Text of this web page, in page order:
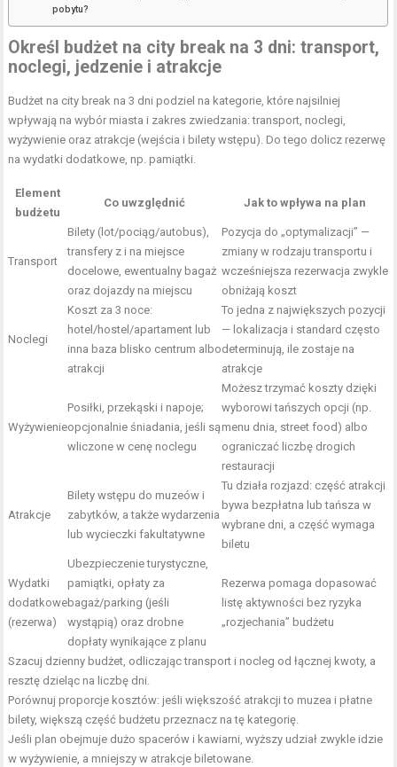
pobytu?
Określ budżet na city break na 3 dni: transport,
noclegi, jedzenie i atrakcje
Budżet na city break na 3 dni podziel na kategorie, które najsilniej
wpływają na wybór miasta i zakres zwiedzania: transport, noclegi,
wyżywienie oraz atrakcje (wejścia i bilety wstępu). Do tego dolicz rezerwę
na wydatki dodatkowe, np. pamiątki.
Element
budżetu
Co uwzględnić Jak to wpływa na plan
Transport
Bilety (lot/pociąg/autobus),
transfery z i na miejsce
docelowe, ewentualny bagaż
oraz dojazdy na miejscu
Pozycja do „optymalizacji” —
zmiany w rodzaju transportu i
wcześniejsza rezerwacja zwykle
obniżają koszt
Noclegi
Koszt za 3 noce:
hotel/hostel/apartament lub
inna baza blisko centrum albo
atrakcji
To jedna z największych pozycji
— lokalizacja i standard często
determinują, ile zostaje na
atrakcje
Wyżywienie
Posiłki, przekąski i napoje;
opcjonalnie śniadania, jeśli są
wliczone w cenę noclegu
Możesz trzymać koszty dzięki
wyborowi tańszych opcji (np.
menu dnia, street food) albo
ograniczać liczbę drogich
restauracji
Atrakcje
Bilety wstępu do muzeów i
zabytków, a także wydarzenia
lub wycieczki fakultatywne
Tu działa rozjazd: część atrakcji
bywa bezpłatna lub tańsza w
wybrane dni, a część wymaga
biletu
Wydatki
dodatkowe
(rezerwa)
Ubezpieczenie turystyczne,
pamiątki, opłaty za
bagaż/parking (jeśli
wystąpią) oraz drobne
dopłaty wynikające z planu
Rezerwa pomaga dopasować
listę aktywności bez ryzyka
„rozjechania” budżetu
Szacuj dzienny budżet, odliczając transport i nocleg od łącznej kwoty, a
resztę dzieląc na liczbę dni.
Porównuj proporcje kosztów: jeśli większość atrakcji to muzea i płatne
bilety, większą część budżetu przeznacz na tę kategorię.
Jeśli plan obejmuje dużo spacerów i kawiarni, wyższy udział zwykle idzie
w wyżywienie, a mniejszy w atrakcje biletowane.